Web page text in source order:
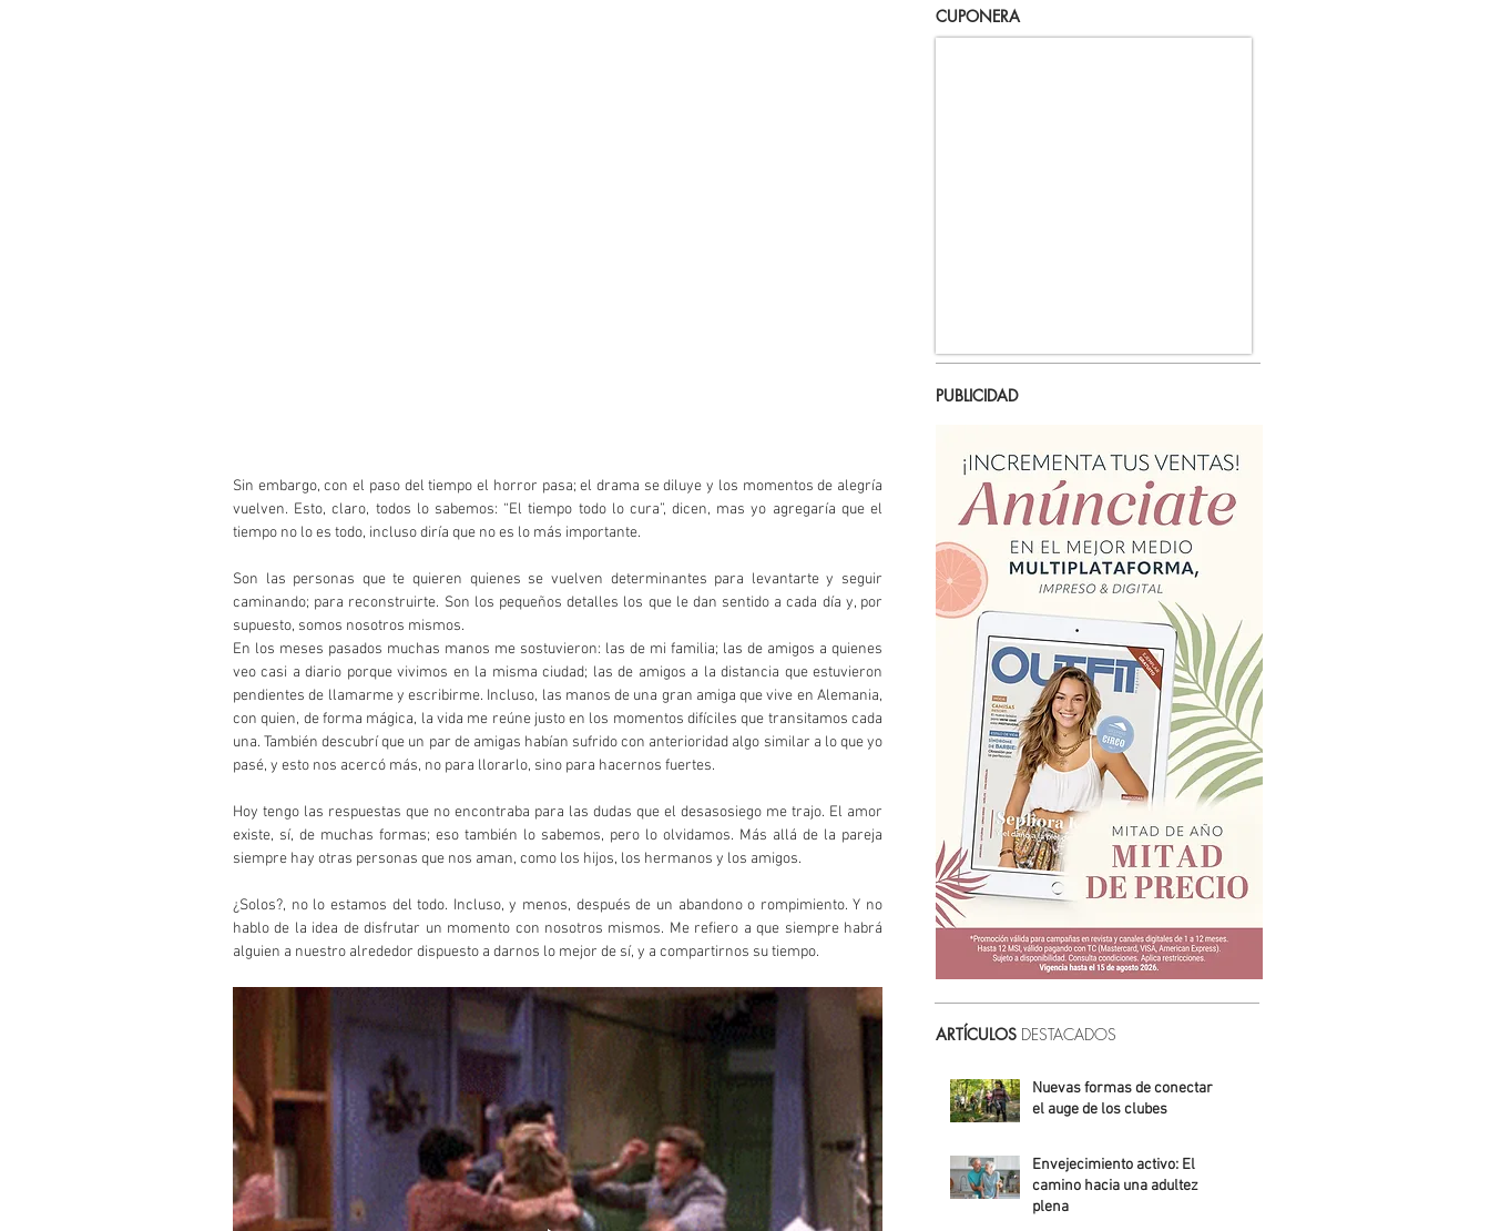
Sin embargo, con el paso del tiempo el horror pasa; el drama se diluye y los momentos de alegría
vuelven. Esto, claro, todos lo sabemos: “El tiempo todo lo cura”, dicen, mas yo agregaría que el
tiempo no lo es todo, incluso diría que no es lo más importante.
Son las personas que te quieren quienes se vuelven determinantes para levantarte y seguir
caminando; para reconstruirte. Son los pequeños detalles los que le dan sentido a cada día y, por
supuesto, somos nosotros mismos.
En los meses pasados muchas manos me sostuvieron: las de mi familia; las de amigos a quienes
veo casi a diario porque vivimos en la misma ciudad; las de amigos a la distancia que estuvieron
pendientes de llamarme y escribirme. Incluso, las manos de una gran amiga que vive en Alemania,
con quien, de forma mágica, la vida me reúne justo en los momentos difíciles que transitamos cada
una. También descubrí que un par de amigas habían sufrido con anterioridad algo similar a lo que yo
pasé, y esto nos acercó más, no para llorarlo, sino para hacernos fuertes.
Hoy tengo las respuestas que no encontraba para las dudas que el desasosiego me trajo. El amor
existe, sí, de muchas formas; eso también lo sabemos, pero lo olvidamos. Más allá de la pareja
siempre hay otras personas que nos aman, como los hijos, los hermanos y los amigos.
¿Solos?, no lo estamos del todo. Incluso, y menos, después de un abandono o rompimiento. Y no
hablo de la idea de disfrutar un momento con nosotros mismos. Me refiero a que siempre habrá
alguien a nuestro alrededor dispuesto a darnos lo mejor de sí, y a compartirnos su tiempo.
CUPONERA
PUBLICIDAD
ARTÍCULOS DESTACADOS
Nuevas formas de conectar:
el auge de los clubes
Envejecimiento activo: El
camino hacia una adultez
plena